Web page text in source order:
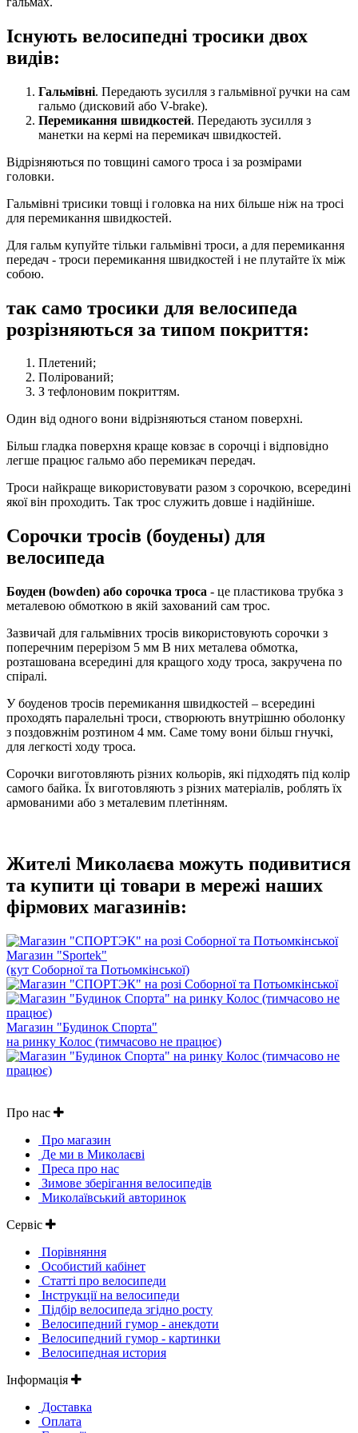
Існують велосипедні тросики двох
видів:
Гальмівні. Передають зусилля з гальмівної ручки на сам
гальмо (дисковий або V-brake).
Перемикання швидкостей. Передають зусилля з
манетки на кермі на перемикач швидкостей.
Відрізняються по товщині самого троса і за розмірами
головки.
Гальмівні трисики товщі і головка на них більше ніж на тросі
для перемикання швидкостей.
Для гальм купуйте тільки гальмівні троси, а для перемикання
передач - троси перемикання швидкостей і не плутайте їх між
собою.
так само тросики для велосипеда
розрізняються за типом покриття:
Плетений;
Полірований;
З тефлоновим покриттям.
Один від одного вони відрізняються станом поверхні.
Більш гладка поверхня краще ковзає в сорочці і відповідно
легше працює гальмо або перемикач передач.
Троси найкраще використовувати разом з сорочкою, всередині
якої він проходить. Так трос служить довше і надійніше.
Сорочки тросів (боудены) для
велосипеда
Боуден (bowden) або сорочка троса - це пластикова трубка з
металевою обмоткою в якій захований сам трос.
Зазвичай для гальмівних тросів використовують сорочки з
поперечним перерізом 5 мм В них металева обмотка,
розташована всередині для кращого ходу троса, закручена по
спіралі.
У боуденов тросів перемикання швидкостей – всередині
проходять паралельні троси, створюють внутрішню оболонку
з поздовжнім розтином 4 мм. Саме тому вони більш гнучкі,
для легкості ходу троса.
Сорочки виготовляють різних кольорів, які підходять під колір
самого байка. Їх виготовляють з різних матеріалів, роблять їх
армованими або з металевим плетінням.
Жителі Миколаєва можуть подивитися
та купити ці товари в мережі наших
фірмових магазинів:
Магазин "Sportek"
(кут Соборної та Потьомкінської)
Магазин "Будинок Спорта"
на ринку Колос (тимчасово не працює)
Про нас
Про магазин
Де ми в Миколаєві
Преса про нас
Зимове зберігання велосипедів
Миколаївський авторинок
Сервіс
Порівняння
Особистий кабінет
Статті про велосипеди
Інструкції на велосипеди
Підбір велосипеда згідно росту
Велосипедний гумор - анекдоти
Велосипедний гумор - картинки
Велосипедная история
Інформація
Доставка
Оплата